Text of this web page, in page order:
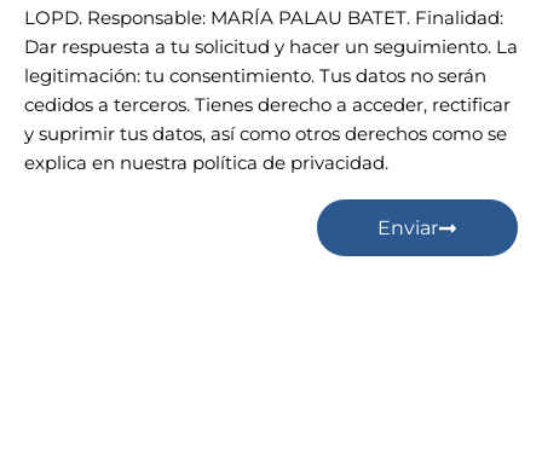
LOPD. Responsable: MARÍA PALAU BATET. Finalidad:
Dar respuesta a tu solicitud y hacer un seguimiento. La
legitimación: tu consentimiento. Tus datos no serán
cedidos a terceros. Tienes derecho a acceder, rectificar
y suprimir tus datos, así como otros derechos como se
explica en nuestra política de privacidad.
Enviar